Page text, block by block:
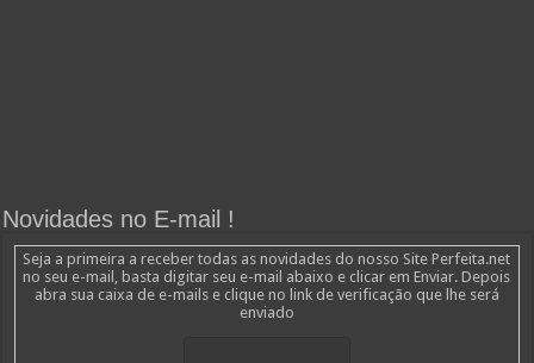
Novidades no E-mail !
Seja a primeira a receber todas as novidades do nosso Site Perfeita.net
no seu e-mail, basta digitar seu e-mail abaixo e clicar em Enviar. Depois
abra sua caixa de e-mails e clique no link de verificação que lhe será
enviado